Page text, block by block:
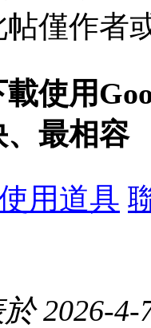
帖僅作者
載使用
、最相容
用道具
2026-4-